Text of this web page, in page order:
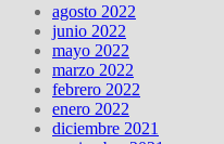
agosto 2022
junio 2022
mayo 2022
marzo 2022
febrero 2022
enero 2022
diciembre 2021